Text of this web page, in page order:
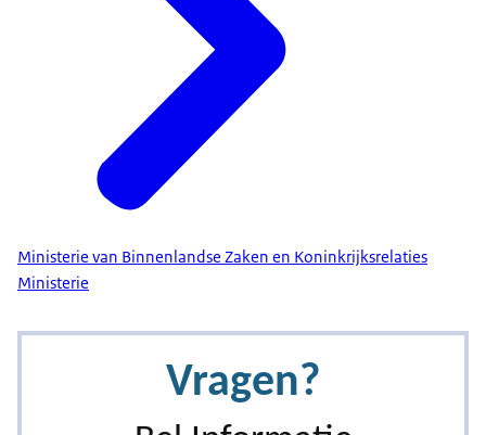
Ministerie van Binnenlandse Zaken en Koninkrijksrelaties
Ministerie